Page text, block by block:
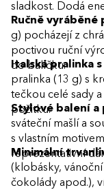
sladkost. Dodá
Ručně vyráběné
g) pocházejí z
poctivou ruční
do balíčku.
Italská pralinka
pralinka (13 g) s
tečkou celé sady
požitku.
Stylové balení a
sváteční mašlí a
s vlastním
reprezentativní
Minimální
(klobásky,
čokolády apod.),